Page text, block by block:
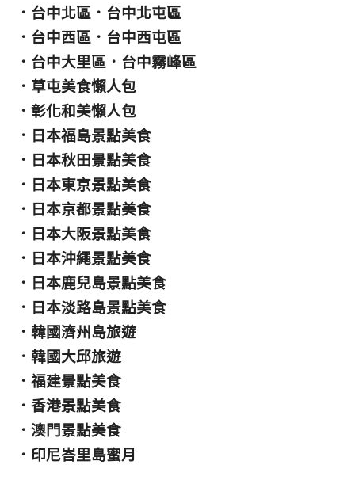
． 台中北區 ． 台中北屯區
． 台中西區 ． 台中西屯區
． 台中大里區 ． 台中霧峰區
． 草屯美食懶人包
． 彰化和美懶人包
． 日本福島景點美食
． 日本秋田景點美食
． 日本東京景點美食
． 日本京都景點美食
． 日本大阪景點美食
． 日本沖繩景點美食
． 日本鹿兒島景點美食
． 日本淡路島景點美食
． 韓國濟州島旅遊
． 韓國大邱旅遊
． 福建景點美食
． 香港景點美食
． 澳門景點美食
． 印尼峇里島蜜月